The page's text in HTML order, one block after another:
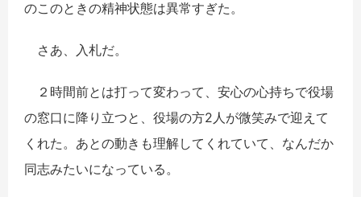
のこのときの精神状態は異常すぎた。
さあ、入札だ。
２時間前とは打って変わって、安心の心持ちで役場
の窓口に降り立つと、役場の方2人が微笑みで迎えて
くれた。あとの動きも理解してくれていて、なんだか
同志みたいになっている。